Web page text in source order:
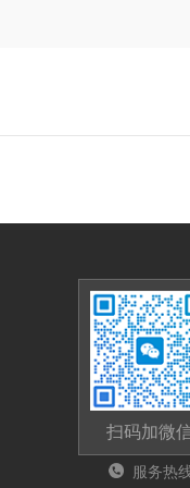
扫码加微
服务热